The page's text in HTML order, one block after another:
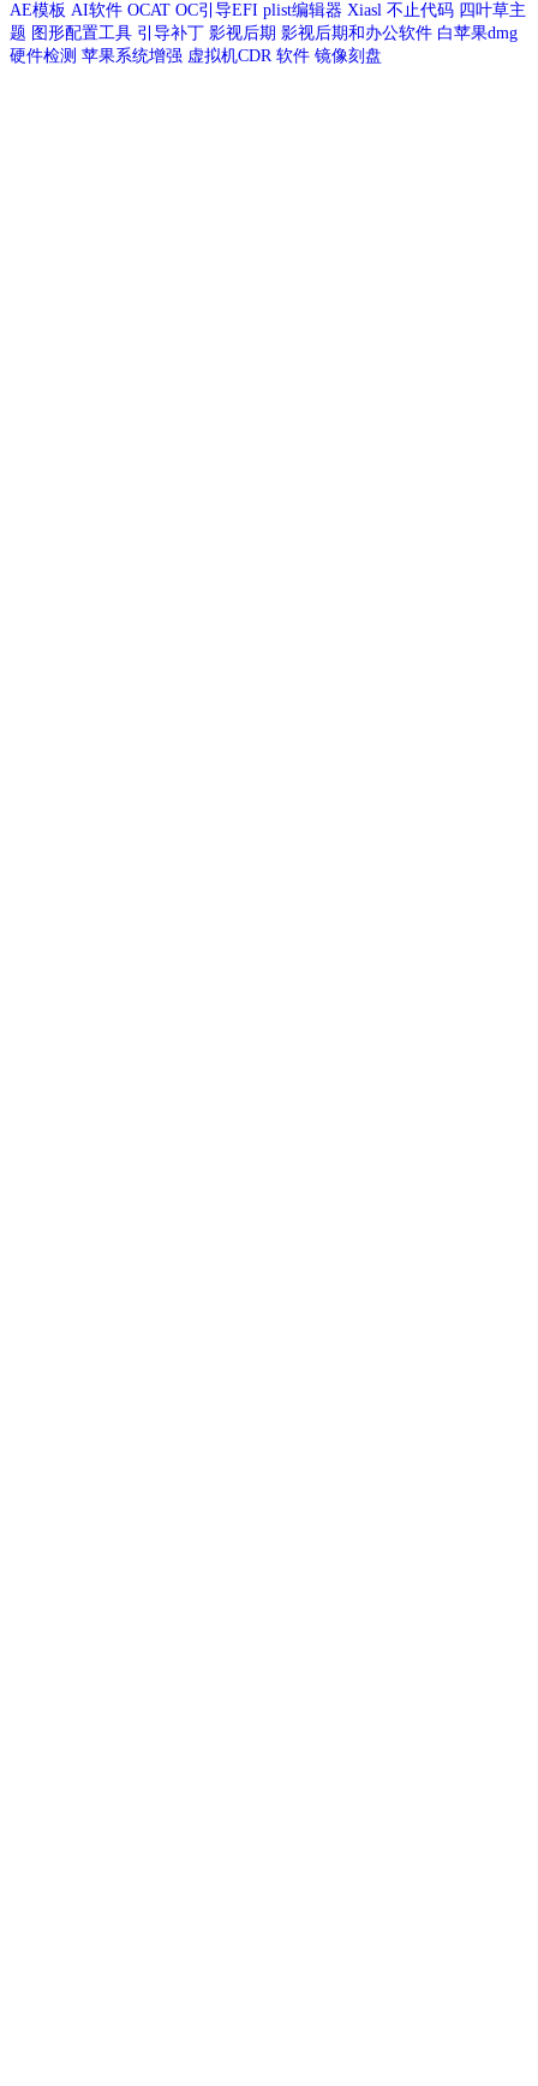
AE模板 AI软件 OCAT OC引导EFI plist编辑器 Xiasl 不止代码 四叶草主
题 图形配置工具 引导补丁 影视后期 影视后期和办公软件 白苹果dmg
硬件检测 苹果系统增强 虚拟机CDR 软件 镜像刻盘